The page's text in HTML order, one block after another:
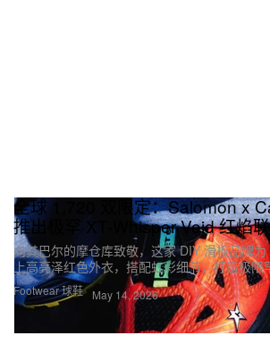
Footwear 球鞋
全球 1,720 双限定：Salomon x
推出极罕 XT-Whisper Void 红焰
向其巴尔的摩仓库致敬，这家 DIY 滑板品牌
上高亮泽红色外衣，搭配虹彩细节，打造极限
May 14, 2026